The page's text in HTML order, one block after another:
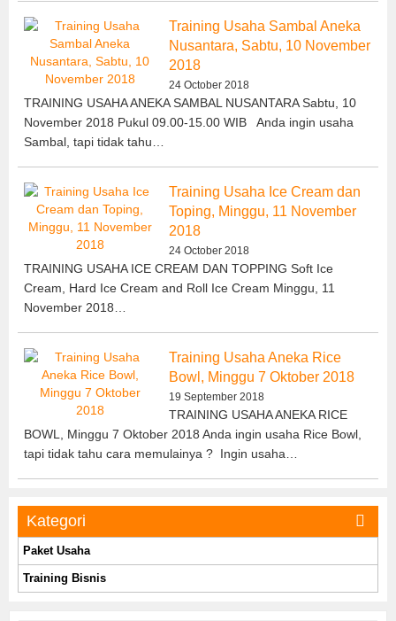
Training Usaha Sambal Aneka
Nusantara, Sabtu, 10 November
2018
24 October 2018
TRAINING USAHA ANEKA SAMBAL NUSANTARA Sabtu, 10
November 2018 Pukul 09.00-15.00 WIB Anda ingin usaha
Sambal, tapi tidak tahu…
Training Usaha Ice Cream dan
Toping, Minggu, 11 November
2018
24 October 2018
TRAINING USAHA ICE CREAM DAN TOPPING Soft Ice
Cream, Hard Ice Cream and Roll Ice Cream Minggu, 11
November 2018…
Training Usaha Aneka Rice
Bowl, Minggu 7 Oktober 2018
19 September 2018
TRAINING USAHA ANEKA RICE
BOWL, Minggu 7 Oktober 2018 Anda ingin usaha Rice Bowl,
tapi tidak tahu cara memulainya ? Ingin usaha…
Kategori
Paket Usaha
Training Bisnis